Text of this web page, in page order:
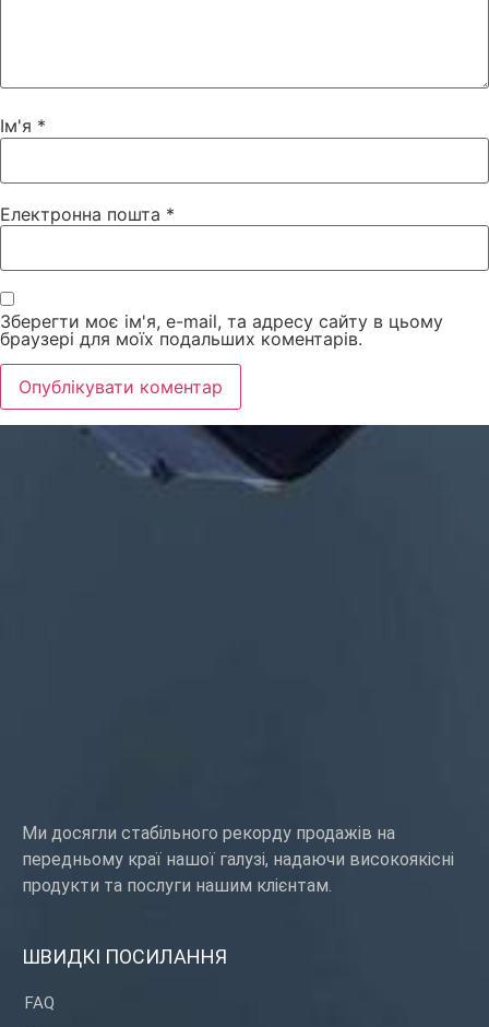
Ім'я *
Електронна пошта *
Зберегти моє ім'я, e-mail, та адресу сайту в цьому
браузері для моїх подальших коментарів.
Ми досягли стабільного рекорду продажів на
передньому краї нашої галузі, надаючи високоякісні
продукти та послуги нашим клієнтам.
ШВИДКІ ПОСИЛАННЯ
FAQ